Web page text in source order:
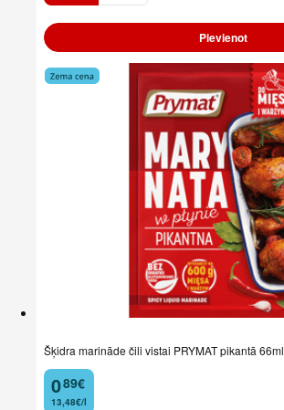
Pievienot
Šķidra marināde čili vistai PRYMAT pikantā 66ml
0
. 89€
13,48€/l